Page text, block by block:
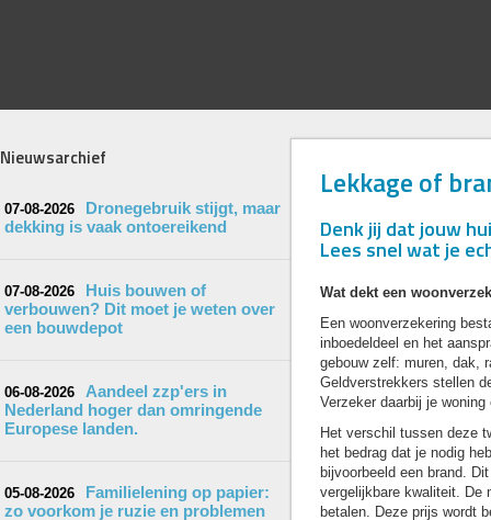
Nieuwsarchief
07-08-2026
Dronegebruik stijgt, maar
dekking is vaak ontoereikend
07-08-2026
Huis bouwen of
verbouwen? Dit moet je weten over
een bouwdepot
06-08-2026
Aandeel zzp'ers in
Nederland hoger dan omringende
Europese landen.
05-08-2026
Familielening op papier:
zo voorkom je ruzie en problemen
Lekkage of
Denk jij dat jouw
Lees snel wat je
Wat dekt een
Een woonverzekering
inboedeldeel en het
gebouw zelf: muren, dak,
Geldverstrekkers stellen
Verzeker daarbij je
Het verschil tussen deze
het bedrag dat je nodig
bijvoorbeeld een brand.
vergelijkbare kwaliteit. De
betalen. Deze prijs wordt